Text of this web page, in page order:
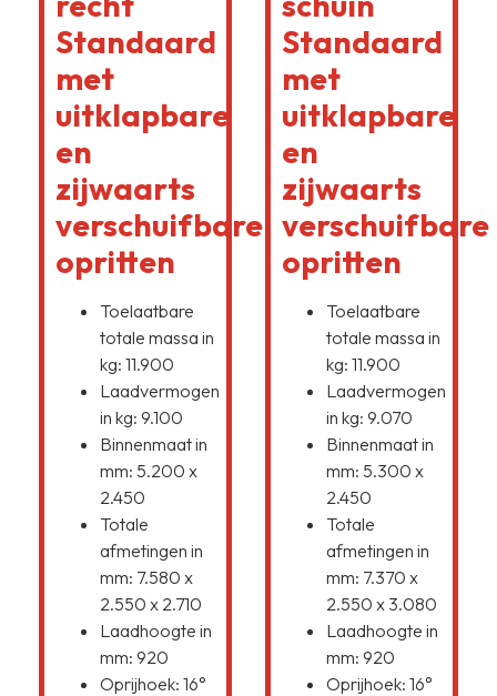
Standaard
met
uitklapbare
en
zijwaarts
verschuifbare
opritten
Toelaatbare
totale massa in
kg: 11.900
Laadvermogen
in kg: 9.100
Binnenmaat in
mm: 5.200 x
2.450
Totale
afmetingen in
mm: 7.580 x
2.550 x 2.710
Laadhoogte in
mm: 920
Oprijhoek: 16°
Standaard
met
uitklapbare
en
zijwaarts
verschuifbare
opritten
Toelaatbare
totale massa in
kg: 11.900
Laadvermogen
in kg: 9.070
Binnenmaat in
mm: 5.300 x
2.450
Totale
afmetingen in
mm: 7.370 x
2.550 x 3.080
Laadhoogte in
mm: 920
Oprijhoek: 16°